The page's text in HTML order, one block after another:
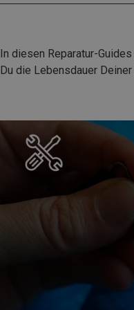
In diesen Reparatur-
Du die Lebensdauer